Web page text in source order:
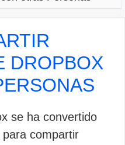
DROPBOX
se ha convertido
compartir